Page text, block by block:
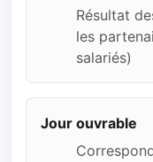
Résultat
les
salariés)
Jour ouvrable